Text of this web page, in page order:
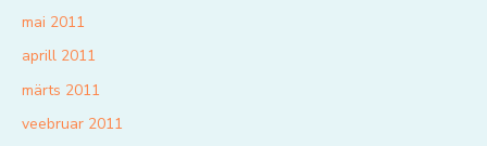
mai 2011
aprill 2011
märts 2011
veebruar 2011